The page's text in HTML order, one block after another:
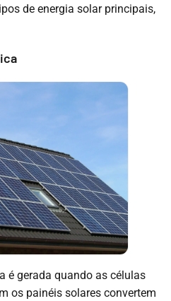
de energia solar principais,
é gerada quando as células
os painéis solares convertem